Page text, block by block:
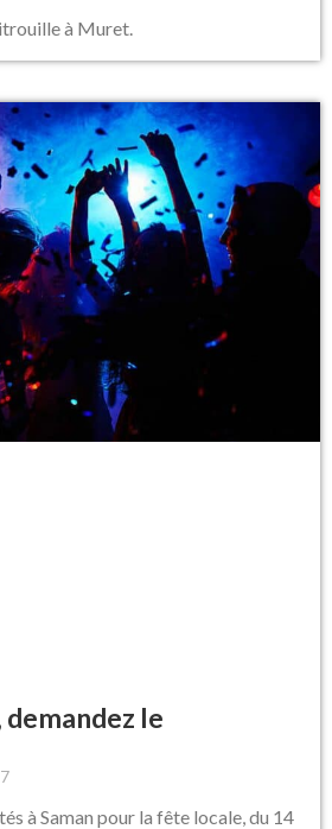
à Muret.
le
à Saman pour la fête locale, du 14